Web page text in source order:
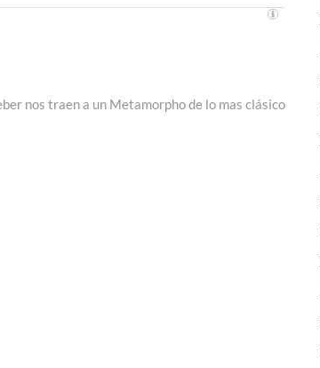
nos traen a un Metamorpho de lo mas clásico